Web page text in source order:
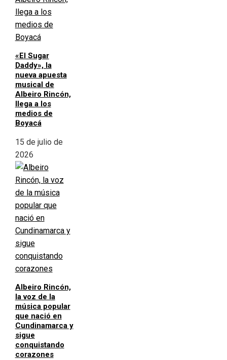
«El Sugar
Daddy», la
nueva apuesta
musical de
Albeiro Rincón,
llega a los
medios de
Boyacá
15 de julio de
2026
Albeiro Rincón,
la voz de la
música popular
que nació en
Cundinamarca y
sigue
conquistando
corazones